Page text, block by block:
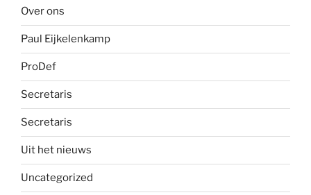
Over ons
Paul Eijkelenkamp
ProDef
Secretaris
Secretaris
Uit het nieuws
Uncategorized